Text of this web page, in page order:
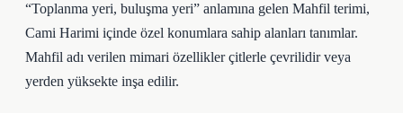
“Toplanma yeri, buluşma yeri” anlamına gelen Mahfil terimi,
Cami Harimi içinde özel konumlara sahip alanları tanımlar.
Mahfil adı verilen mimari özellikler çitlerle çevrilidir veya
yerden yüksekte inşa edilir.